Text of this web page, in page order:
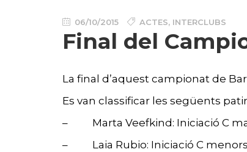
06/10/2015 ACTES, INTERCLUBS
Final del
La final d’aquest campionat de
Es van classificar les següents
– Marta Veefkind: Iniciació C
– Laia Rubio: Iniciació C